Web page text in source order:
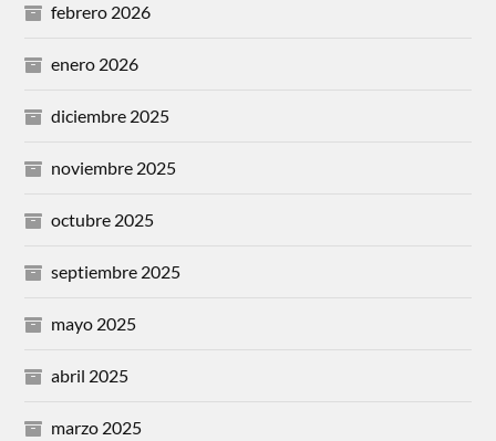
febrero 2026
enero 2026
diciembre 2025
noviembre 2025
octubre 2025
septiembre 2025
mayo 2025
abril 2025
marzo 2025